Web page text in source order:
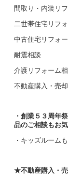
間取り・内装リ
二世帯住宅リフ
中古住宅リフォ
耐震相談
介護リフォーム
不動産購入・売
・創業５３周年
品のご相談もお
・キッズルーム
★不動産購入・